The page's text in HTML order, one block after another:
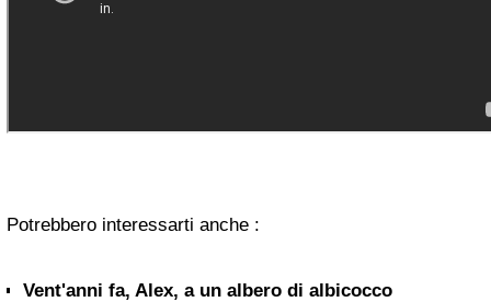
Potrebbero interessarti anche :
Vent'anni fa, Alex, a un albero di albicocco